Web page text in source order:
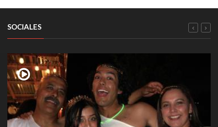
SOCIALES